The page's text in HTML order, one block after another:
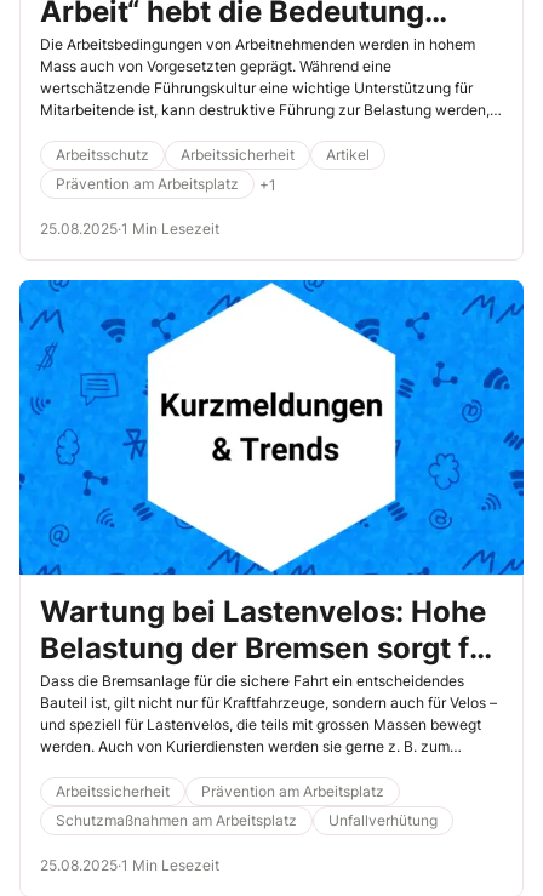
Arbeit“ hebt die Bedeutung
positiver Führungskultur hervor
Die Arbeitsbedingungen von Arbeitnehmenden werden in hohem
Mass auch von Vorgesetzten geprägt. Während eine
wertschätzende Führungskultur eine wichtige Unterstützung für
Mitarbeitende ist, kann destruktive Führung zur Belastung werden,
beeinträchtigen. Eine neue Studie zeigt auf, wie Arbeitnehmende in
Deutschland die Führungskultur in ihrem Arbeitskontext bewerten.
Arbeitsschutz Arbeitssicherheit
Artikel
Prävention am Arbeitsplatz
+1
25.08.2025·1 Min Lesezeit
Wartung bei Lastenvelos: Hohe
Belastung der Bremsen sorgt für
hohen Verschleiss
Dass die Bremsanlage für die sichere Fahrt ein entscheidendes
Bauteil ist, gilt nicht nur für Kraftfahrzeuge, sondern auch für Velos –
und speziell für Lastenvelos, die teils mit grossen Massen bewegt
werden. Auch von Kurierdiensten werden sie gerne z. B. zum
Fahrten mit voller Beladung das Thema Verschleiss und Wartung der
Bremsen. Darauf weist die DEKRA als deutsche technische
Prüforganisation, hin.Dass die Bremsanlage für die sichere Fahrt ein
Arbeitssicherheit
Prävention am Arbeitsplatz
Schutzmaßnahmen am Arbeitsplatz
Unfallverhütung
25.08.2025·1 Min Lesezeit